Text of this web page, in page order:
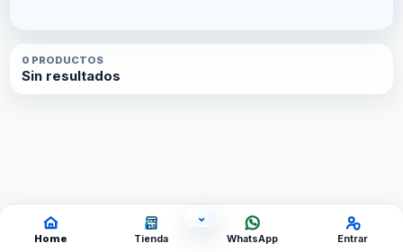
0 PRODUCTOS
Sin resultados
⌄OCULTAR ACCESOS
Home Tienda WhatsApp Entrar